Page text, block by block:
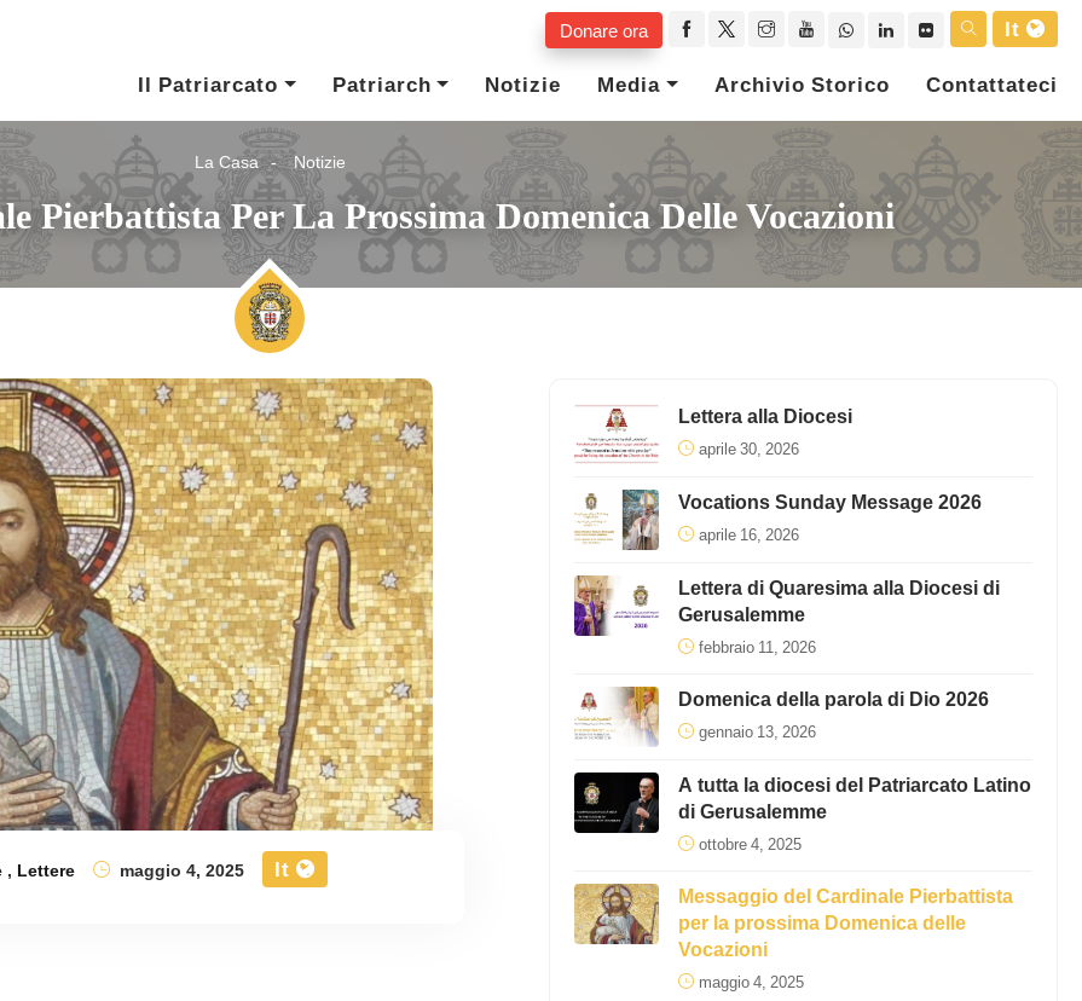
Donare ora
It
Il Patriarcato
Patriarch Notizie Media Archivio Storico Contattateci
La Casa Notizie
Pierbattista Per La Prossima Domenica Delle Vocazioni
, Lettere maggio 4, 2025 It
Lettera alla Diocesi
aprile 30, 2026
Vocations Sunday Message 2026
aprile 16, 2026
Lettera di Quaresima alla Diocesi di
Gerusalemme
febbraio 11, 2026
Domenica della parola di Dio 2026
gennaio 13, 2026
A tutta la diocesi del Patriarcato Latino
di Gerusalemme
ottobre 4, 2025
Messaggio del Cardinale Pierbattista
per la prossima Domenica delle
Vocazioni
maggio 4, 2025